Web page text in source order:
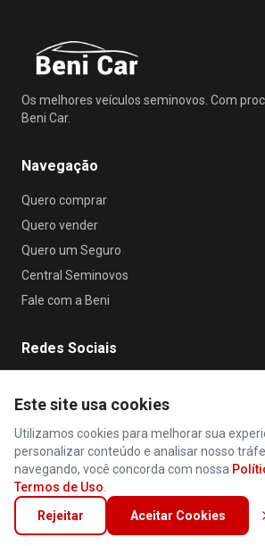
Este site usa cookies
Utilizamos cookies para melhorar sua
personalizar conteúdo e analisar nosso
navegando, você concorda com nossa
Termos de Uso
Rejeitar
Aceitar Cookies
Os melhores veículos seminovos. Com
Beni Car.
Navegação
Quero comprar
Quero vender
Quero um Seguro
Central Seminovos
Fale com a Beni
Redes Sociais
Política de Privacidade•
•